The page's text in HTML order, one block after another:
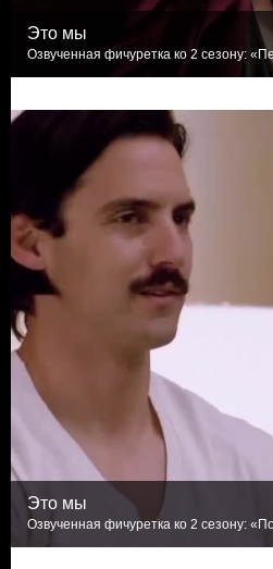
Это мы
Озвученная фичуретка ко 2 сезону:
Это мы
Озвученная фичуретка ко 2 сезону: